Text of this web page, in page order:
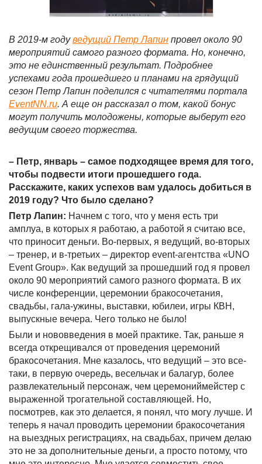
В 2019-м годуведущий Петр Лапин провел около 90
мероприятий самого разного формата. Но, конечно,
это не единственный результат. Подробнее
успехами года прошедшего и планами на грядущий
сезон Петр Лапин поделился с читателями портала
EventNN.ru. А еще он рассказал о том, какой бонус
могут получить молодожены, которые выберут его
ведущим своего торжества.
– Петр, январь – самое подходящее время для того,
чтобы подвести итоги прошедшего года.
Расскажите, каких успехов вам удалось добиться в
2019 году? Что было сделано?
Петр Лапин: Начнем с того, что у меня есть три
амплуа, в которых я работаю, а работой я считаю все,
что приносит деньги. Во-первых, я ведущий, во-вторых
– тренер, и в-третьих – директор event-агентства «UNO
Event Group». Как ведущий за прошедший год я провел
около 90 мероприятий самого разного формата. В их
числе конференции, церемонии бракосочетания,
свадьбы, гала-ужины, выставки, юбилеи, игры КВН,
выпускные вечера. Чего только не было!
Были и нововведения в моей практике. Так, раньше я
всегда открещивался от проведения церемоний
бракосочетания. Мне казалось, что ведущий – это все-
таки, в первую очередь, весельчак и балагур, более
развлекательный персонаж, чем церемониймейстер с
выраженной трогательной составляющей. Но,
посмотрев, как это делается, я понял, что могу лучше. И
теперь я начал проводить церемонии бракосочетания
на выездных регистрациях, на свадьбах, причем делаю
это не за дополнительные деньги, а просто потому, что